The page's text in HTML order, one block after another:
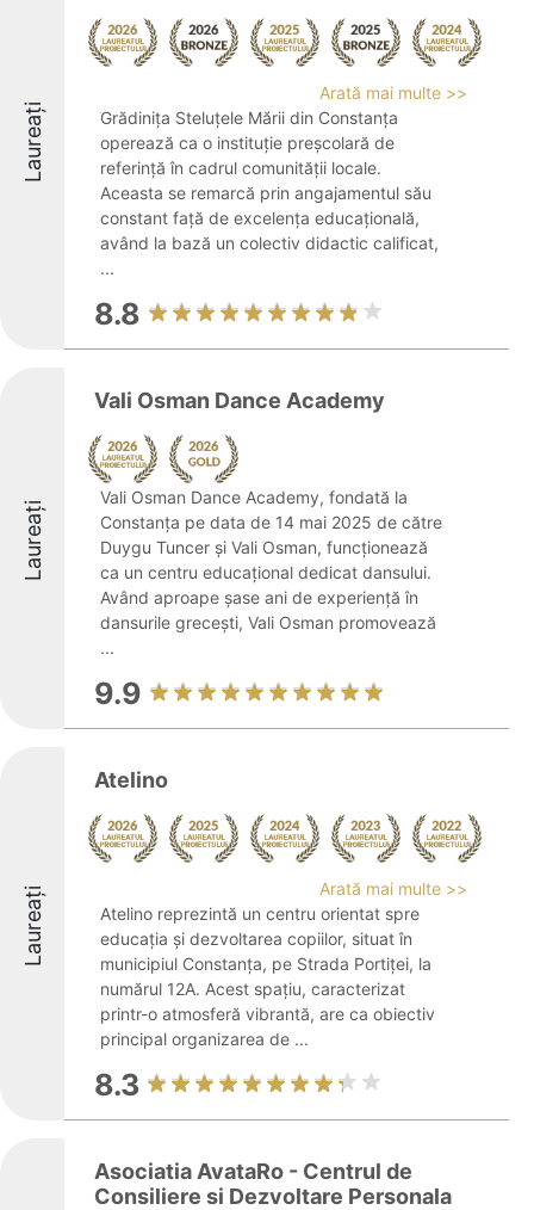
Laureați
Arată mai multe >>
Grădinița Steluțele Mării din Constanța
operează ca o instituție preșcolară de
referință în cadrul comunității locale.
Aceasta se remarcă prin angajamentul său
constant față de excelența educațională,
având la bază un colectiv didactic calificat,
...
8.8
Laureați
Vali Osman Dance Academy
Vali Osman Dance Academy, fondată la
Constanța pe data de 14 mai 2025 de către
Duygu Tuncer și Vali Osman, funcționează
ca un centru educațional dedicat dansului.
Având aproape șase ani de experiență în
dansurile grecești, Vali Osman promovează
...
9.9
Laureați
Atelino
Arată mai multe >>
Atelino reprezintă un centru orientat spre
educația și dezvoltarea copiilor, situat în
municipiul Constanța, pe Strada Portiței, la
numărul 12A. Acest spațiu, caracterizat
printr-o atmosferă vibrantă, are ca obiectiv
principal organizarea de ...
8.3
Asociatia AvataRo - Centrul de
Consiliere si Dezvoltare Personala